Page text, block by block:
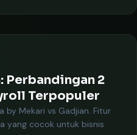
Perbandingan 2
Terpopuler
by Mekari vs Gadjian. Fitur
yang cocok untuk bisnis